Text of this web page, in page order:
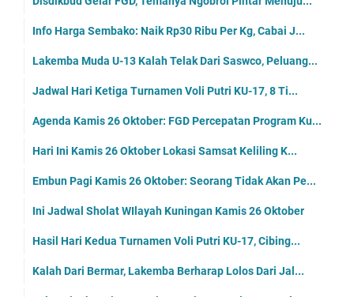
Apa Alasanmu Meninggalkan Sholat Wahai Orang-orang...
Jadwal Pesik Kuningan di Piala Soeratin Jabar U-15
Tampil Ciamik Selama Turnamen Voli Putri KU-17, Pe...
Bungkam Darma, Kecamatan Pasawahan Juara Turnamen ...
Berkekuatan 23 Orang, Ini Nama-nama Pemain Pesik ...
Agenda Jumat 27 Oktober: Penutupan Kegiatan Turnam...
Jumat 27 Oktober Lokasi Mobil Samling Ada di Pasar...
Jadwal Semi Final dan Final Turnamen Voli KU-17, D...
Embun Pagi Jumat 27 Oktober: Apabila Allah Menghen...
Siapa yang Meninggal Sholat Ia Telah Kafir, Jadwa...